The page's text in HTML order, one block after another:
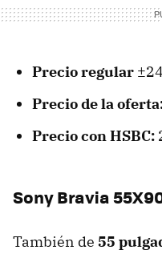
Precio regular
Precio de la
Precio con HSBC:
Sony Bravia
También de 55